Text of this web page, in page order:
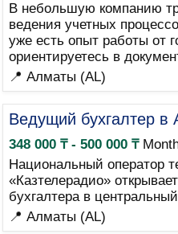
В небольшую компанию
ведения учетных
уже есть опыт работы от
ориентируетесь в
📍 Алматы (AL)
Ведущий бухгалтер в
348 000 ₸ - 500 000 ₸
Национальный оператор
«Казтелерадио»
бухгалтера в
📍 Алматы (AL)